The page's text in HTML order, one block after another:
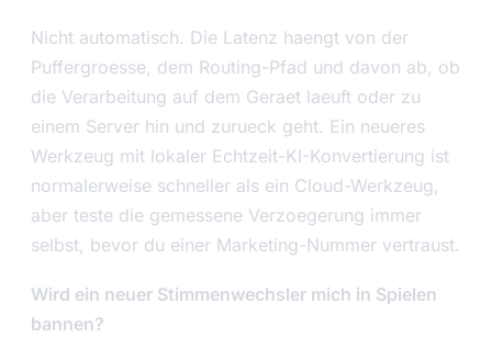
Nicht automatisch. Die Latenz haengt von der
Puffergroesse, dem Routing-Pfad und davon ab, ob
die Verarbeitung auf dem Geraet laeuft oder zu
einem Server hin und zurueck geht. Ein neueres
Werkzeug mit lokaler Echtzeit-KI-Konvertierung ist
normalerweise schneller als ein Cloud-Werkzeug,
aber teste die gemessene Verzoegerung immer
selbst, bevor du einer Marketing-Nummer vertraust.
Wird ein neuer Stimmenwechsler mich in Spielen
bannen?